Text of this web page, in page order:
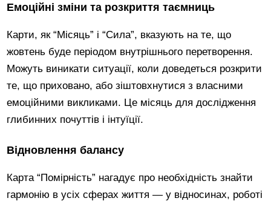
Емоційні зміни та розкриття таємниць
Карти, як “Місяць” і “Сила”, вказують на те, що
жовтень буде періодом внутрішнього перетворення.
Можуть виникати ситуації, коли доведеться розкрити
те, що приховано, або зіштовхнутися з власними
емоційними викликами. Це місяць для дослідження
глибинних почуттів і інтуїції.
Відновлення балансу
Карта “Помірність” нагадує про необхідність знайти
гармонію в усіх сферах життя — у відносинах, роботі